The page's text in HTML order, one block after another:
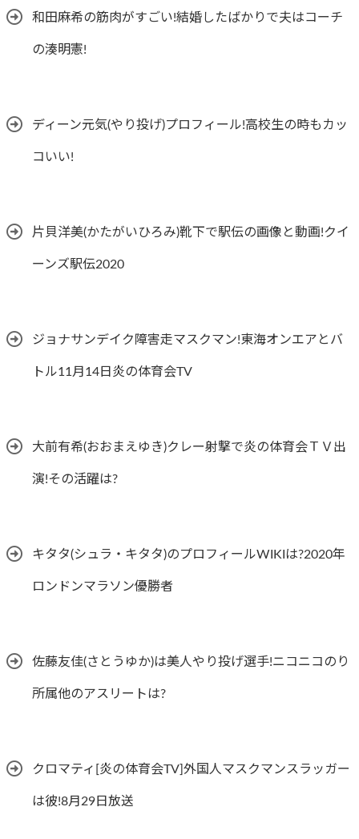
和田麻希の筋肉がすごい!結婚したばかりで夫はコーチ
の湊明憲!
ディーン元気(やり投げ)プロフィール!高校生の時もカッ
コいい!
片貝洋美(かたがいひろみ)靴下で駅伝の画像と動画!クイ
ーンズ駅伝2020
ジョナサンデイク障害走マスクマン!東海オンエアとバ
トル11月14日炎の体育会TV
大前有希(おおまえゆき)クレー射撃で炎の体育会ＴＶ出
演!その活躍は?
キタタ(シュラ・キタタ)のプロフィールWIKIは?2020年
ロンドンマラソン優勝者
佐藤友佳(さとうゆか)は美人やり投げ選手!ニコニコのり
所属他のアスリートは?
クロマティ[炎の体育会TV]外国人マスクマンスラッガー
は彼!8月29日放送